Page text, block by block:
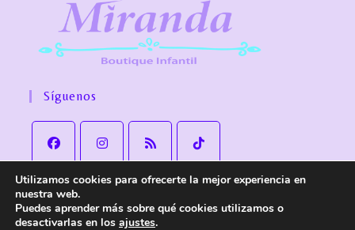
Síguenos
Aviso Legal Política de Privacidad
Utilizamos cookies para ofrecerte la mejor experiencia en
nuestra web.
Puedes aprender más sobre qué cookies utilizamos o
desactivarlas en los ajustes.